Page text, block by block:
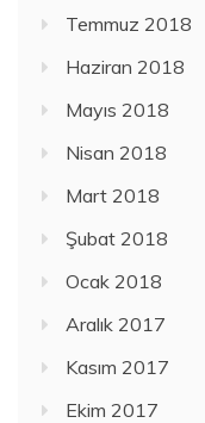
Temmuz 2018
Haziran 2018
Mayıs 2018
Nisan 2018
Mart 2018
Şubat 2018
Ocak 2018
Aralık 2017
Kasım 2017
Ekim 2017